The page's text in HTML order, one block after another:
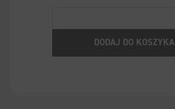
DODAJ DO KOSZYKA